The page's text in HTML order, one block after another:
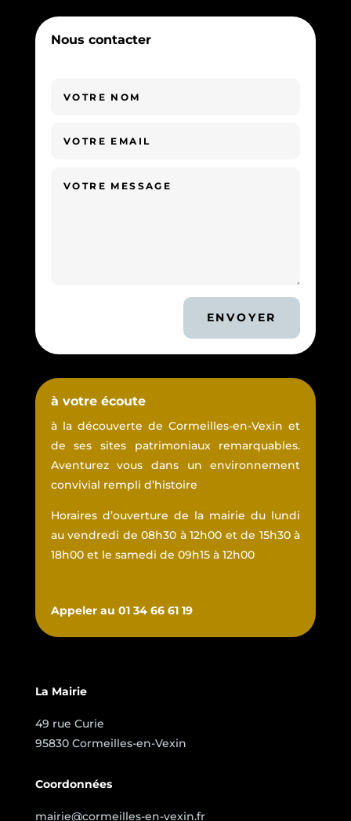
Nous contacter
ENVOYER
à votre écoute
à la découverte de Cormeilles-en-Vexin et
de ses sites patrimoniaux remarquables.
Aventurez vous dans un environnement
convivial rempli d’histoire
Horaires d’ouverture de la mairie du lundi
au vendredi de 08h30 à 12h00 et de 15h30 à
18h00 et le samedi de 09h15 à 12h00
Appeler au 01 34 66 61 19
La Mairie
49 rue Curie
95830 Cormeilles-en-Vexin
Coordonnées
mairie@cormeilles-en-vexin.fr